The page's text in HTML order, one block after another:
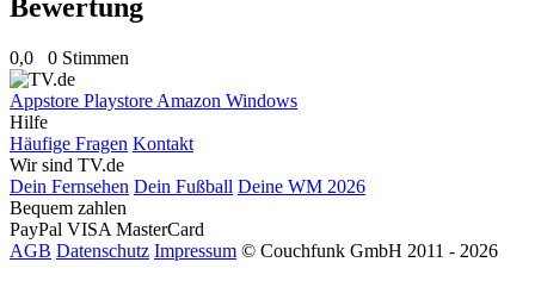
Bewertung
0,0 0 Stimmen
Appstore Playstore Amazon Windows
Hilfe
Häufige Fragen Kontakt
Wir sind TV.de
Dein Fernsehen Dein Fußball Deine WM 2026
Bequem zahlen
PayPal VISA MasterCard
AGB Datenschutz Impressum © Couchfunk GmbH 2011 - 2026